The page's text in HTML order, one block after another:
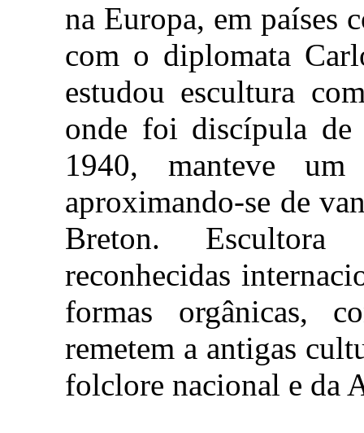
na Europa, em países
com o diplomata
estudou escultura
onde foi discípula de
1940, manteve
aproximando-se de
Breton. Escultora
reconhecidas
formas orgânicas,
remetem a antigas
folclore nacional e da